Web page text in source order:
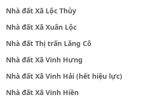
Nhà đất Xã Lộc Thủy
Nhà đất Xã Xuân Lộc
Nhà đất Thị trấn Lăng Cô
Nhà đất Xã Vinh Hưng
Nhà đất Xã Vinh Hải (hết hiệu lực)
Nhà đất Xã Vinh Hiền